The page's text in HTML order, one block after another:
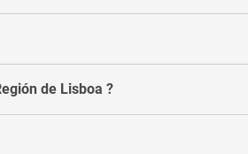
de Lisboa ?